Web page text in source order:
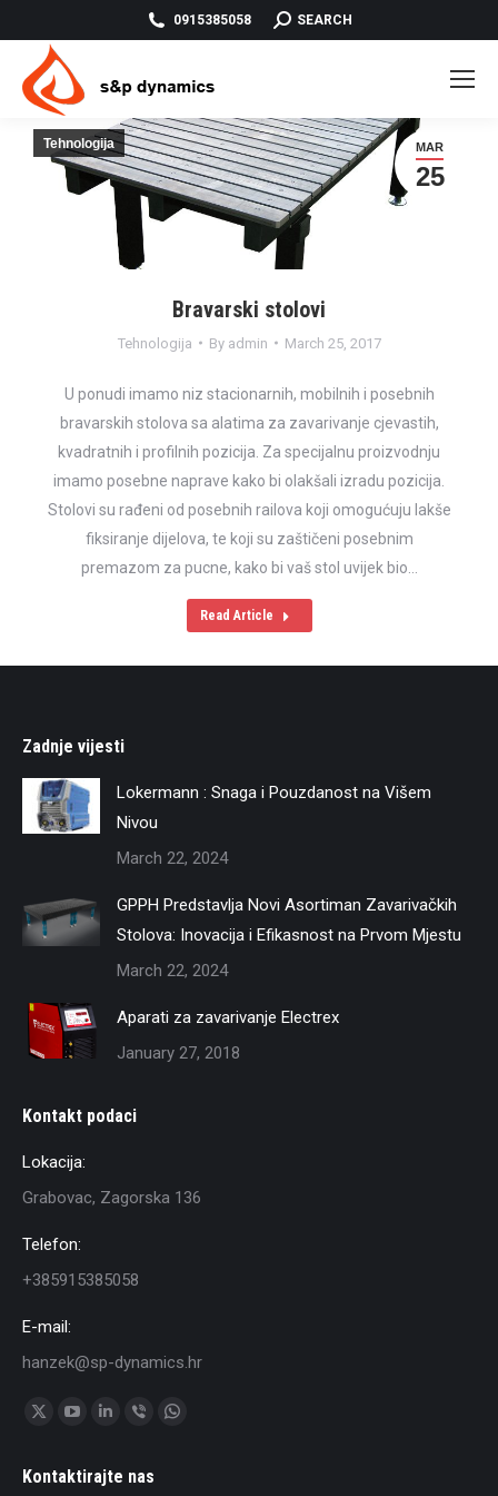
0915385058 SEARCH:
SEARCH
Bravarski stolovi
Tehnologija By admin March 25, 2017
MAR
25
Tehnologija
U ponudi imamo niz stacionarnih, mobilnih i posebnih
bravarskih stolova sa alatima za zavarivanje cjevastih,
kvadratnih i profilnih pozicija. Za specijalnu proizvodnju
imamo posebne naprave kako bi olakšali izradu pozicija.
Stolovi su rađeni od posebnih railova koji omogućuju lakše
fiksiranje dijelova, te koji su zaštičeni posebnim
premazom za pucne, kako bi vaš stol uvijek bio…
Read Article
Zadnje vijesti
Lokermann : Snaga i Pouzdanost na Višem
Nivou
March 22, 2024
GPPH Predstavlja Novi Asortiman Zavarivačkih
Stolova: Inovacija i Efikasnost na Prvom Mjestu
March 22, 2024
Aparati za zavarivanje Electrex
January 27, 2018
Kontakt podaci
Lokacija:
Grabovac, Zagorska 136
Telefon:
+385915385058
E-mail:
hanzek@sp-dynamics.hr
Find us on:
X
opens
YouTube
opens
Linkedin
opens
Viber
opens
Whatsapp
Kontaktirajte nas